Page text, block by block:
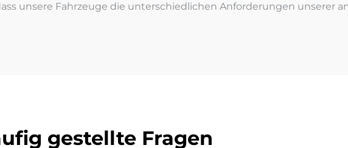
unsere Fahrzeuge die unterschiedlichen Anforderungen unserer
gestellte Fragen